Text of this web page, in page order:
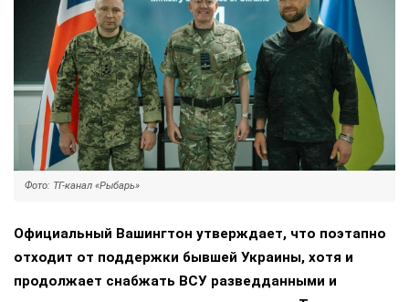
Фото: ТГ-канал «Рыбарь»
Официальный Вашингтон утверждает, что поэтапно
отходит от поддержки бывшей Украины, хотя и
продолжает снабжать ВСУ разведданными и